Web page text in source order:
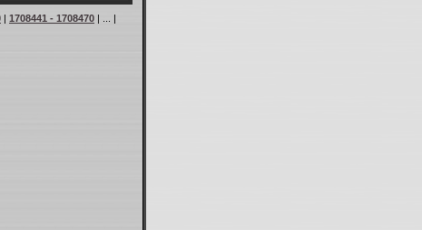
| 1708441 - 1708470 | ... |